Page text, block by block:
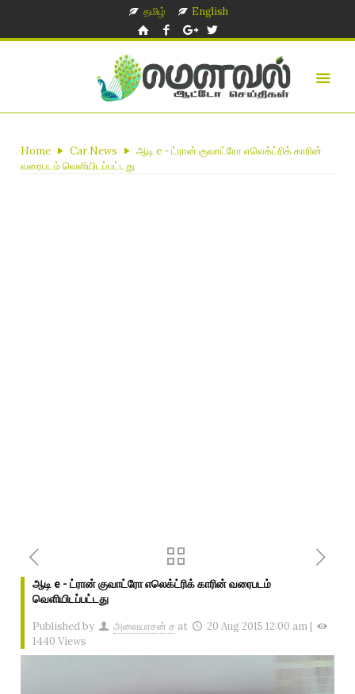
தமிழ் English
Home Car News
ஆடி e - ட்ரான் குவாட்ரோ எலெக்ட்ரிக் காரின்
வரைபடம் வெளியிடப்பட்டது
ஆடி e - ட்ரான் குவாட்ரோ எலெக்ட்ரிக் காரின் வரைபடம்
வெளியிடப்பட்டது
Published by அலையரசன் ச at 20 Aug 2015 12:00 am |
1440 Views